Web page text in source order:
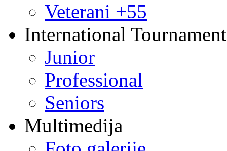
Veterani +55
International
Junior
Professional
Seniors
Multimedija